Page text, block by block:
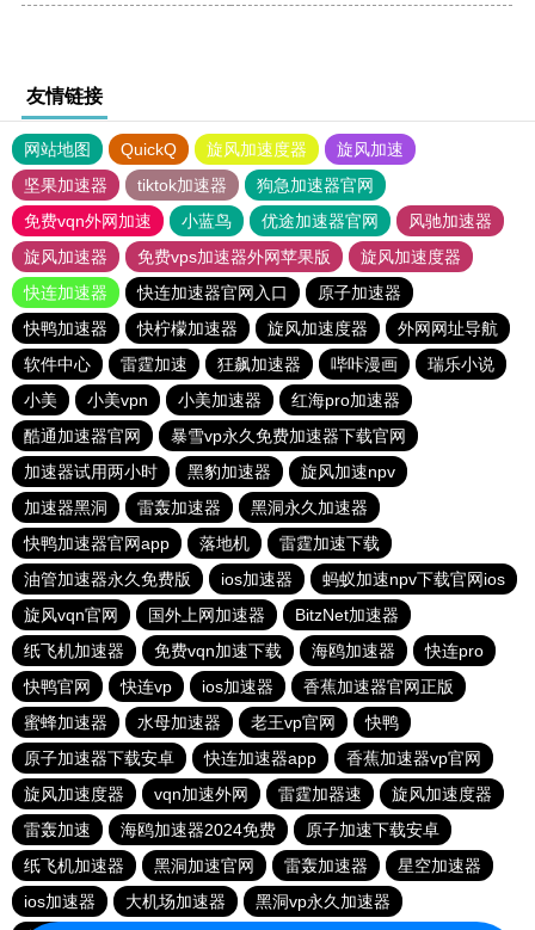
友情链接
网站地图 QuickQ 旋风加速度器
旋风加速
坚果加速器
tiktok加速器
狗急加速器官网
免费vqn外网加速
小蓝鸟 优途加速器官网
风驰加速器
旋风加速器
免费vps加速器外网苹果版
旋风加速度器
快连加速器
快连加速器官网入口
原子加速器
快鸭加速器
快柠檬加速器 旋风加速度器
外网网址导航
软件中心
雷霆加速 狂飙加速器 哔咔漫画
瑞乐小说
小美
小美vpn 小美加速器
红海pro加速器
酷通加速器官网
暴雪vp永久免费加速器下载官网
加速器试用两小时
黑豹加速器
旋风加速npv
加速器黑洞
雷轰加速器
黑洞永久加速器
快鸭加速器官网app
落地机
雷霆加速下载
油管加速器永久免费版
ios加速器
蚂蚁加速npv下载官网ios
旋风vqn官网
国外上网加速器
BitzNet加速器
纸飞机加速器
免费vqn加速下载 海鸥加速器
快连pro
快鸭官网
快连vp ios加速器
香蕉加速器官网正版
蜜蜂加速器
水母加速器 老王vp官网
快鸭
原子加速器下载安卓
快连加速器app
香蕉加速器vp官网
旋风加速度器
vqn加速外网 雷霆加器速
旋风加速度器
雷轰加速
海鸥加速器2024免费
原子加速下载安卓
纸飞机加速器
黑洞加速官网 雷轰加速器
星空加速器
ios加速器
大机场加速器
黑洞vp永久加速器